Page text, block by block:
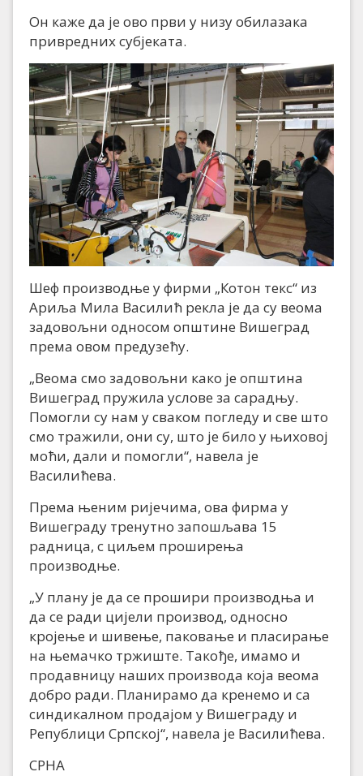
Он каже да је ово први у низу обилазака
привредних субјеката.
Шеф производње у фирми „Котон текс“ из
Ариља Мила Василић рекла је да су веома
задовољни односом општине Вишеград
према овом предузећу.
„Веома смо задовољни како је општина
Вишеград пружила услове за сарадњу.
Помогли су нам у сваком погледу и све што
смо тражили, они су, што је било у њиховој
моћи, дали и помогли“, навела је
Василићева.
Према њеним ријечима, ова фирма у
Вишеграду тренутно запошљава 15
радница, с циљем проширења
производње.
„У плану је да се прошири производња и
да се ради цијели производ, односно
кројење и шивење, паковање и пласирање
на њемачко тржиште. Такође, имамо и
продавницу наших производа која веома
добро ради. Планирамо да кренемо и са
синдикалном продајом у Вишеграду и
Републици Српској“, навела је Василићева.
СРНА